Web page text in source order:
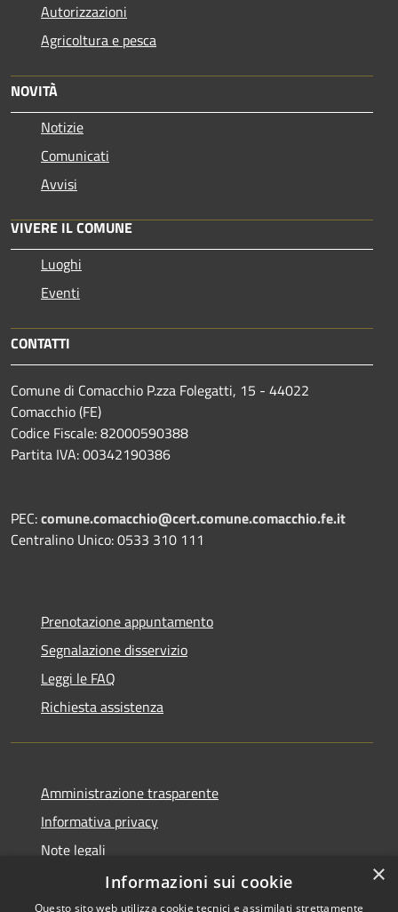
Autorizzazioni
Agricoltura e pesca
NOVITÀ
Notizie
Comunicati
Avvisi
VIVERE IL COMUNE
Luoghi
Eventi
CONTATTI
Comune di Comacchio P.zza Folegatti, 15 - 44022
Comacchio (FE)
Codice Fiscale: 82000590388
Partita IVA: 00342190386
PEC:comune.comacchio@cert.comune.comacchio.fe.it
Centralino Unico: 0533 310 111
Prenotazione appuntamento
Segnalazione disservizio
Leggi le FAQ
Richiesta assistenza
Amministrazione trasparente
Informativa privacy
Note legali
Dichiarazione di accessibilità
×
Informazioni sui cookie
Questo sito web utilizza cookie tecnici e assimilati strettamente